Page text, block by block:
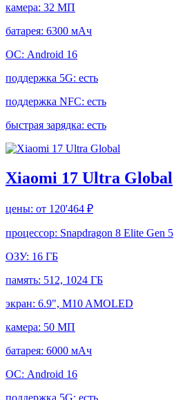
камера: 32 МП
батарея: 6300 мАч
ОС: Android 16
поддержка 5G: есть
поддержка NFC: есть
быстрая зарядка: есть
Xiaomi 17 Ultra Global
цены: от 120'464 ₽
процессор: Snapdragon 8 Elite Gen 5
ОЗУ: 16 ГБ
память: 512, 1024 ГБ
экран: 6.9", M10 AMOLED
камера: 50 МП
батарея: 6000 мАч
ОС: Android 16